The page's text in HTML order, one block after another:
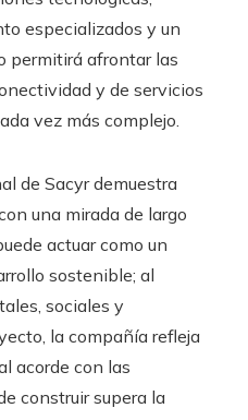
especializados y un
permitirá afrontar las
y de servicios
vez más complejo.
de Sacyr demuestra
una mirada de largo
actuar como un
sostenible; al
sociales y
la compañía refleja
acorde con las
construir supera la